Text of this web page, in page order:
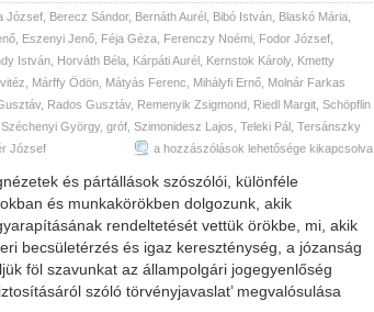
József Berecz Sándor, Bernáth Aurél Bibó István Blaskó Mária
Eszenyi Jenő Féja Géza Ferenczy Noémi Fodor József
István Horváth Béla Kárpáti Aurél Kernstok Károly, Kmetty
Márffy Ödön Mátyás Ferenc Mihályfi Ernő Molnár Farkas
, Rados Gusztáv, Remenyik Zsigmond Riedl Margit Schöpflin
Széchenyi György, gróf Szimonidesz Lajos Teleki Pál Tersánszky
József
1938.05.05
művészek,
tudósok
deklarációja
bejegyzéshez
a hozzászólások lehetősége kikapcsolva
és pártállások szószólói, különféle
és munkakörökben dolgozunk, akik
rendeltetését vettük örökbe, mi, akik
becsületérzés és igaz kereszténység, a józanság
föl szavunkat az állampolgári jogegyenlőség
szóló törvényjavaslat’ megvalósulása